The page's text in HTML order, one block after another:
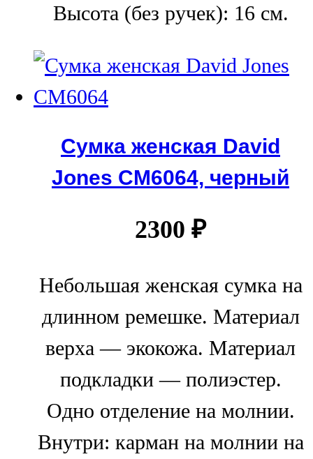
Высота (без ручек): 16 см.
Сумка женская David
Jones СМ6064, черный
2300 ₽
Небольшая женская сумка на
длинном ремешке. Материал
верха — экокожа. Материал
подкладки — полиэстер.
Одно отделение на молнии.
Внутри: карман на молнии на